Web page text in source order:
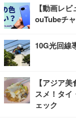
【動画レ
ouTubeチ
10G光回線
【アジア
スメ！タイ
ェック